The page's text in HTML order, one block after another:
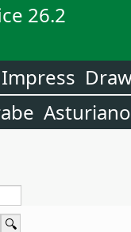
26.2
Impress
Asturiano